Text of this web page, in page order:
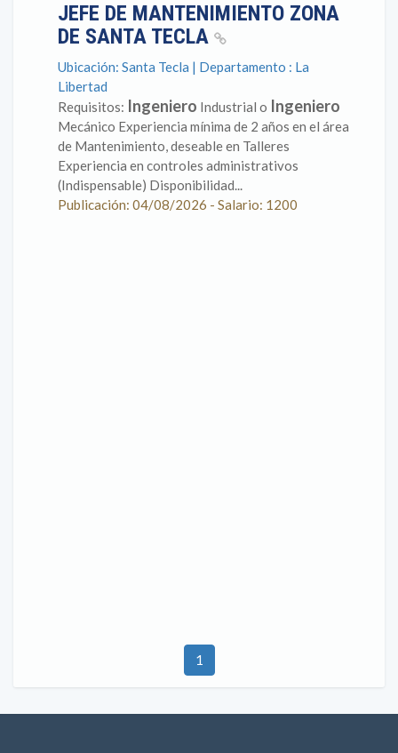
JEFE DE MANTENIMIENTO ZONA
DE SANTA TECLA
Ubicación: Santa Tecla | Departamento : La
Libertad
Requisitos: Ingeniero Industrial o Ingeniero
Mecánico Experiencia mínima de 2 años en el área
de Mantenimiento, deseable en Talleres
Experiencia en controles administrativos
(Indispensable) Disponibilidad...
Publicación: 04/08/2026 - Salario: 1200
1